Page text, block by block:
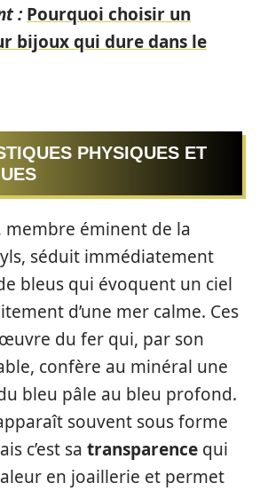
: Pourquoi choisir un
bijoux qui dure dans le
PHYSIQUES ET
membre éminent de la
séduit immédiatement
bleus qui évoquent un ciel
d’une mer calme. Ces
du fer qui, par son
confère au minéral une
bleu pâle au bleu profond.
souvent sous forme
c’est sa transparence qui
en joaillerie et permet